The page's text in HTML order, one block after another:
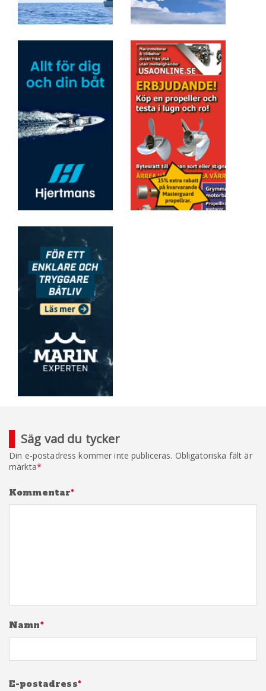
Säg vad du tycker
Din e-postadress kommer inte publiceras. Obligatoriska fält är
märkta*
Kommentar*
Namn*
E-postadress*